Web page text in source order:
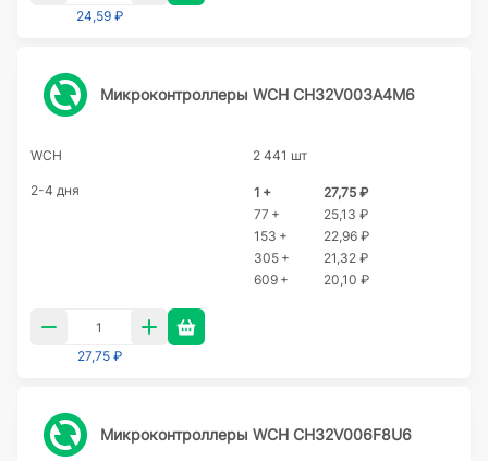
24,59 ₽
Микроконтроллеры WCH CH32V003A4M6
WCH 2 441 шт
2-4 дня 1 +
27,75 ₽
77 +
25,13 ₽
153 +
22,96 ₽
305 +
21,32 ₽
609 +
20,10 ₽
27,75 ₽
Микроконтроллеры WCH CH32V006F8U6